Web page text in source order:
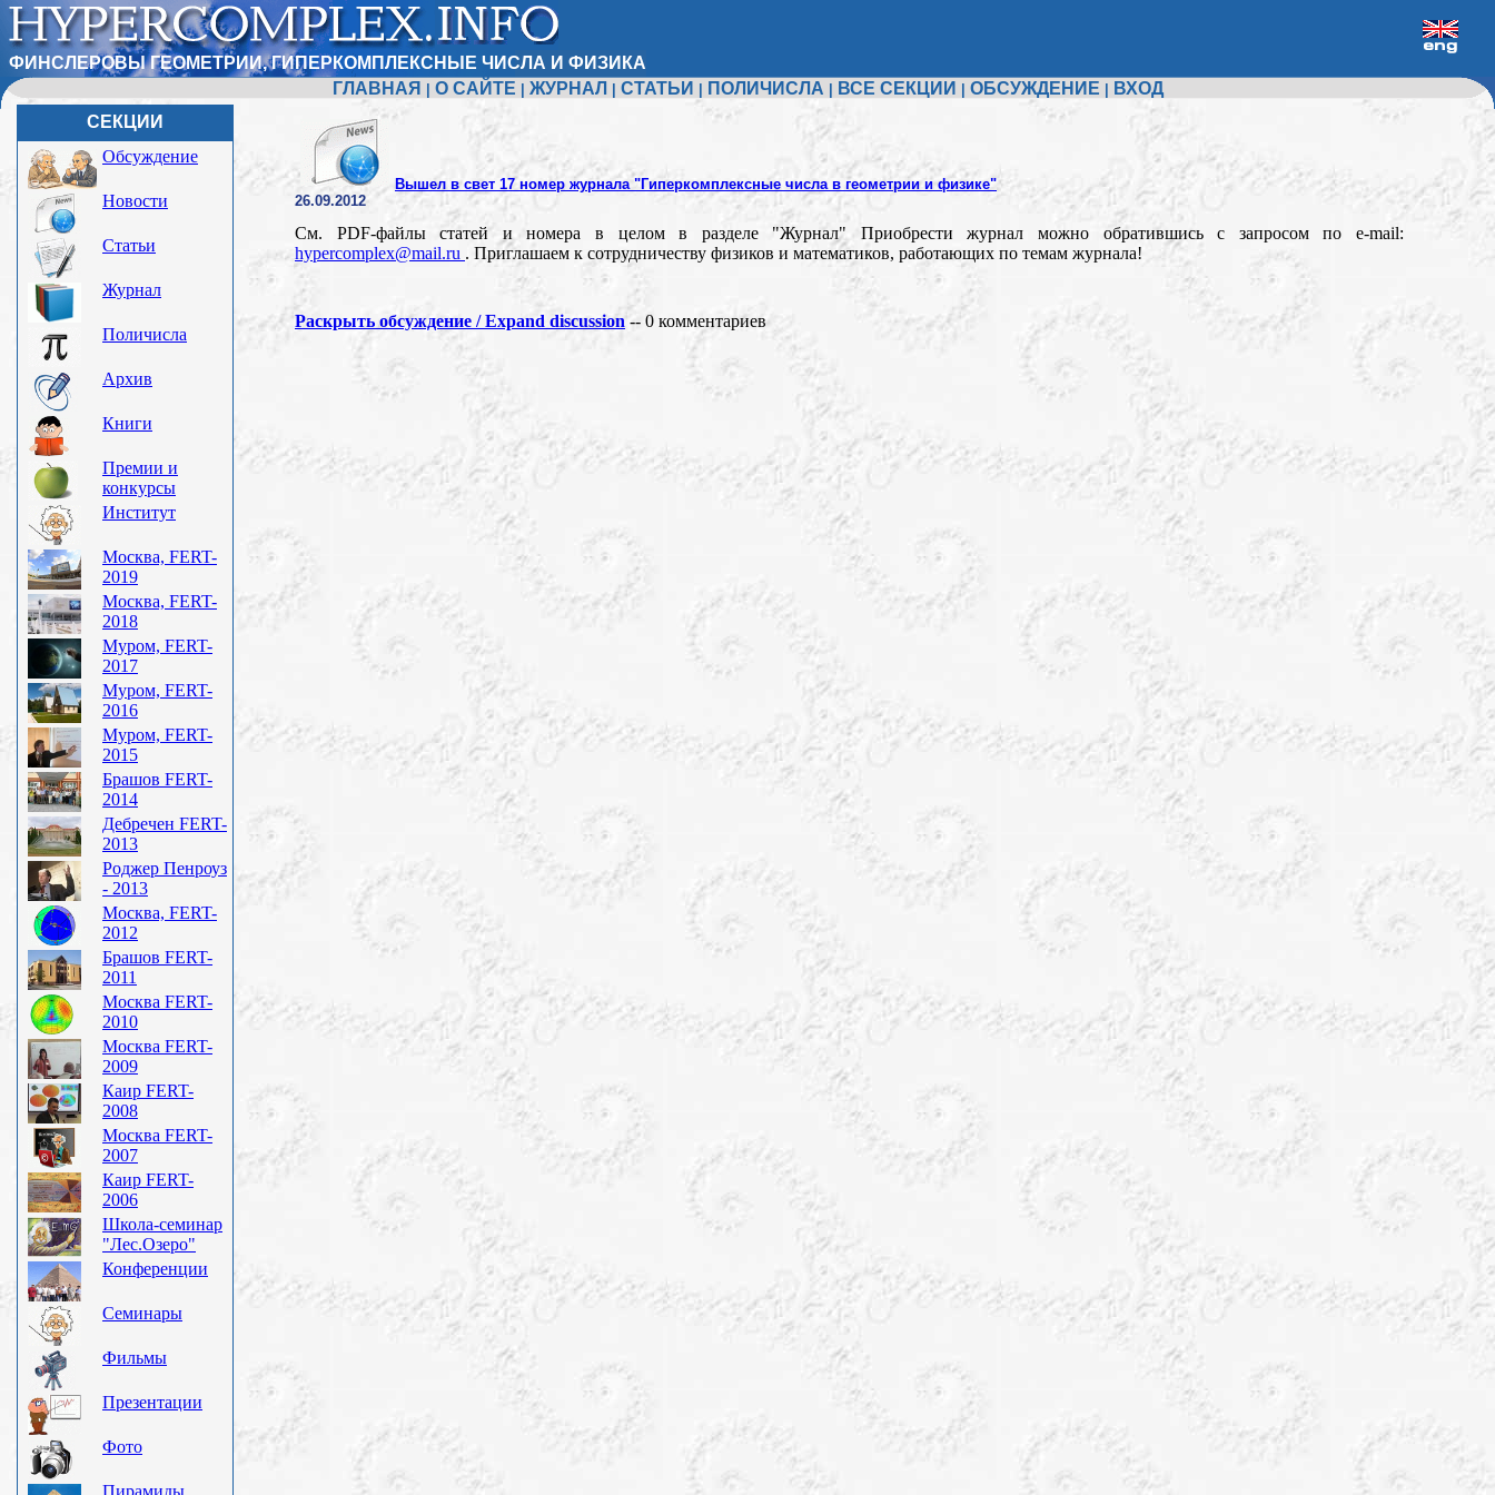
ФИНСЛЕРОВЫ ГЕОМЕТРИИ, ГИПЕРКОМПЛЕКСНЫЕ ЧИСЛА И ФИЗИКА
ГЛАВНАЯ
О САЙТЕ ЖУРНАЛ СТАТЬИ ПОЛИЧИСЛА ВСЕ СЕКЦИИ ОБСУЖДЕНИЕ
ВХОД
СЕКЦИИ
Обсуждение
Новости
Статьи
Журнал
Поличисла
Архив
Книги
Премии и
конкурсы
Институт
Москва, FERT-
2019
Москва, FERT-
2018
Муром, FERT-
2017
Муром, FERT-
2016
Муром, FERT-
2015
Брашов FERT-
2014
Дебречен FERT-
2013
Роджер Пенроуз
- 2013
Москва, FERT-
2012
Брашов FERT-
2011
Москва FERT-
2010
Москва FERT-
2009
Каир FERT-
2008
Москва FERT-
2007
Каир FERT-
2006
Школа-семинар
"Лес.Озеро"
Конференции
Семинары
Фильмы
Презентации
Фото
Пирамиды
Вышел в свет 17 номер журнала "Гиперкомплексные числа в геометрии и физике"
26.09.2012
См. PDF-файлы статей и номера в целом в разделе "Журнал" Приобрести журнал можно обратившись с запросом по e-mail:
hypercomplex@mail.ru . Приглашаем к сотрудничеству физиков и математиков, работающих по темам журнала!
Раскрыть обсуждение / Expand discussion-- 0 комментариев